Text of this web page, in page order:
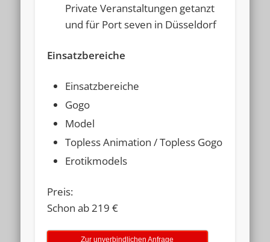
Private Veranstaltungen getanzt
und für Port seven in Düsseldorf
Einsatzbereiche
Einsatzbereiche
Gogo
Model
Topless Animation / Topless Gogo
Erotikmodels
Preis:
Schon ab 219 €
Zur unverbindlichen Anfrage